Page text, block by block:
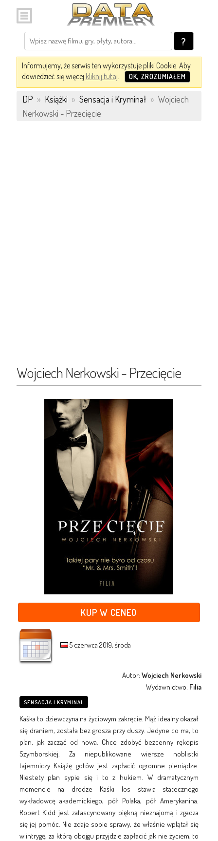
?
Informujemy, że serwis ten wykorzystuje pliki Cookie. Aby
dowiedzieć się więcej kliknij tutaj. OK, ZROZUMIAŁEM
DP » Książki » Sensacja i Kryminał » Wojciech
Nerkowski - Przecięcie
Wojciech Nerkowski - Przecięcie
KUP W CENEO
5 czerwca 2019, środa
Autor:Wojciech Nerkowski
Wydawnictwo: Filia
SENSACJA I KRYMINAŁ
Kaśka to dziewczyna na życiowym zakręcie. Mąż idealny okazał
się draniem, została bez grosza przy duszy. Jedyne co ma, to
plan, jak zacząć od nowa. Chce zdobyć bezcenny rękopis
Szymborskiej. Za niepublikowane wiersze noblistki
tajemniczy Książę gotów jest zapłacić ogromne pieniądze.
Niestety plan sypie się i to z hukiem. W dramatycznym
momencie na drodze Kaśki los stawia statecznego
wykładowcę akademickiego, pół Polaka, pół Amerykanina.
Robert Kidd jest zafascynowany piękną nieznajomą i zgadza
się jej pomóc. Nie zdaje sobie sprawy, że właśnie wplątał się
w intrygę, za którą obojgu przyjdzie zapłacić jak nie życiem, to